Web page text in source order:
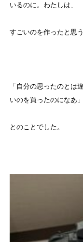
いるのに。わたしは、
すごいのを作ったと思
「自分の思ったのとは
いのを買ったのになあ」
とのことでした。